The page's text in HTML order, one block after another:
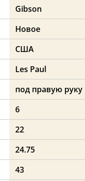
Gibson
Новое
США
Les Paul
под правую руку
6
22
24.75
43